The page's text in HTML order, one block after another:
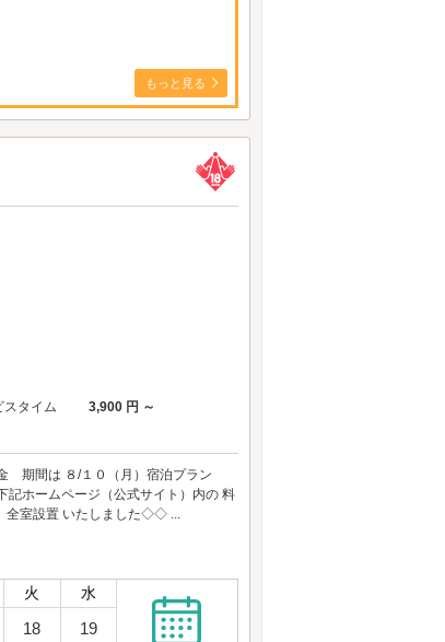
もっと見る
スタイム
3,900 円 ～
間は ８/１０（月）宿泊プラン
ホームページ（公式サイト）内の 料
全室設置 いたしました◇◇ ...
火 水
18 19